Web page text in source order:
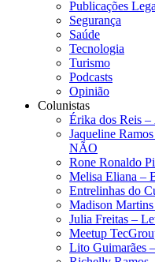
Publicações
Segurança
Saúde
Tecnologia
Turismo
Podcasts
Opinião
Colunistas
Érika dos Reis​
Jaqueline
NÃO
Rone Ronaldo
Melisa Eliana –
Entrelinhas do
Madison
Julia Freitas​ –
Meetup
Lito Guimarães